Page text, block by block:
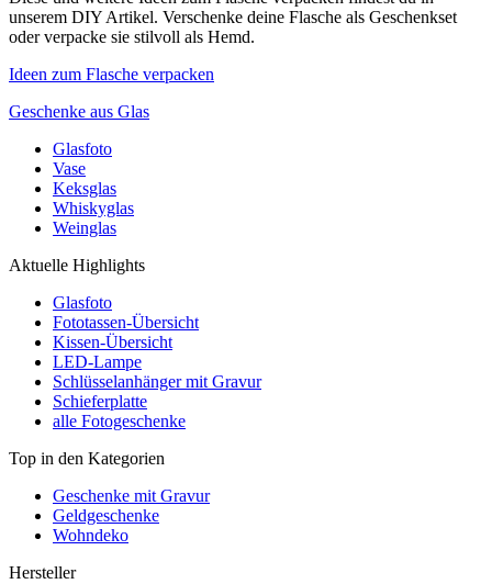
unserem DIY Artikel. Verschenke deine Flasche als Geschenkset
oder verpacke sie stilvoll als Hemd.
Ideen zum Flasche verpacken
Geschenke aus Glas
Glasfoto
Vase
Keksglas
Whiskyglas
Weinglas
Aktuelle Highlights
Glasfoto
Fototassen-Übersicht
Kissen-Übersicht
LED-Lampe
Schlüsselanhänger mit Gravur
Schieferplatte
alle Fotogeschenke
Top in den Kategorien
Geschenke mit Gravur
Geldgeschenke
Wohndeko
Hersteller